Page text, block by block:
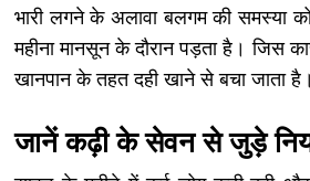
भारी लगने के अलावा बलगम की समस्या
महीना मानसून के दौरान पड़ता है। जिस
खानपान के तहत दही खाने से बचा जाता है।
जानें कढ़ी के सेवन से जुड़े